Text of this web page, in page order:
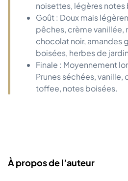
noisettes, légères notes
Goût : Doux mais
pêches, crème vanillée,
chocolat noir, amandes
boisées, herbes de
Finale : Moyennement
Prunes séchées, vanille,
toffee, notes boisées.
À propos de l’auteur